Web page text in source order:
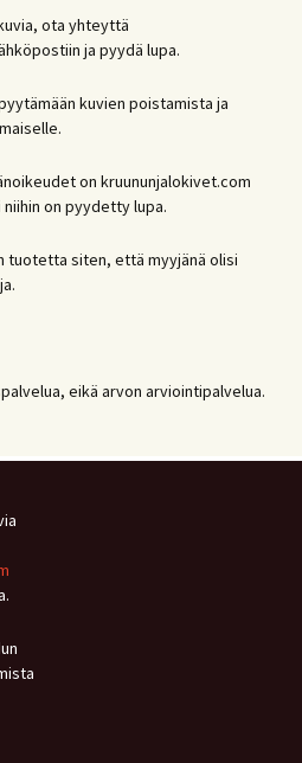
ota yhteyttä
ja pyydä lupa.
kuvien poistamista ja
on kruununjalokivet.com
on pyydetty lupa.
tuotetta siten, että myyjänä olisi
eikä arvon arviointipalvelua.